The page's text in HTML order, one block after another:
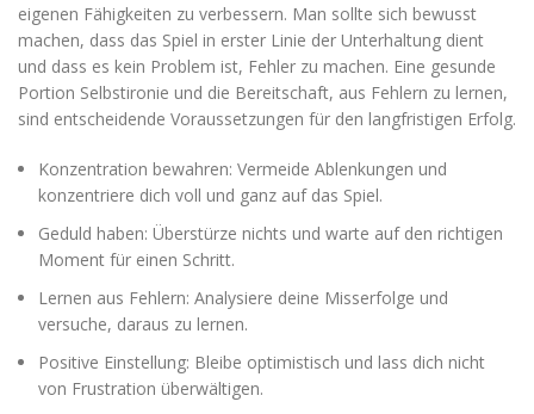
eigenen Fähigkeiten zu verbessern. Man sollte sich bewusst
machen, dass das Spiel in erster Linie der Unterhaltung dient
und dass es kein Problem ist, Fehler zu machen. Eine gesunde
Portion Selbstironie und die Bereitschaft, aus Fehlern zu lernen,
sind entscheidende Voraussetzungen für den langfristigen Erfolg.
Konzentration bewahren: Vermeide Ablenkungen und
konzentriere dich voll und ganz auf das Spiel.
Geduld haben: Überstürze nichts und warte auf den richtigen
Moment für einen Schritt.
Lernen aus Fehlern: Analysiere deine Misserfolge und
versuche, daraus zu lernen.
Positive Einstellung: Bleibe optimistisch und lass dich nicht
von Frustration überwältigen.